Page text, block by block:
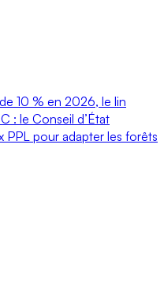
10 % en 2026, le lin
: le Conseil d’État
PPL pour adapter les forêts